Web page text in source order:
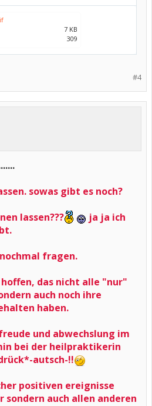
7 KB
309
#4
sowas gibt es noch?
lassen???
ja ja ich
fragen.
das nicht alle "nur"
auch noch ihre
haben.
und abwechslung im
bei der heilpraktikerin
autsch-!!
positiven ereignisse
sondern auch allen anderen